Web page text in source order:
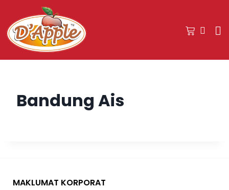
Bandung Ais
MAKLUMAT KORPORAT